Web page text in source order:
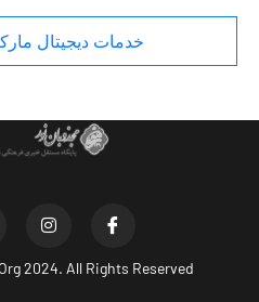
خدمات دیجیتال
2024. All Rights Reserved